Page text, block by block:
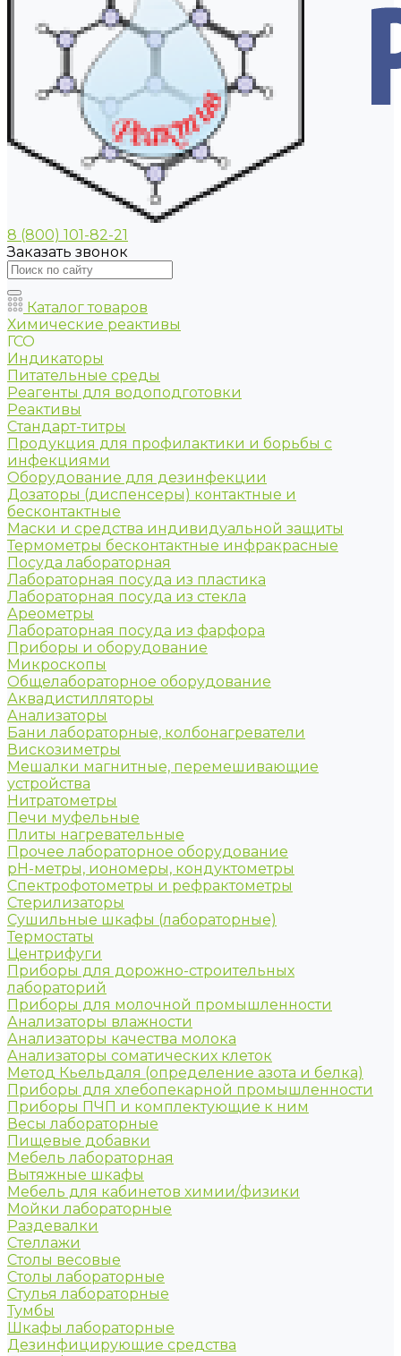
8 (800) 101-82-21
Заказать звонок
Каталог товаров
Химические реактивы
ГСО
Индикаторы
Питательные среды
Реагенты для водоподготовки
Реактивы
Стандарт-титры
Продукция для профилактики и борьбы с
инфекциями
Оборудование для дезинфекции
Дозаторы (диспенсеры) контактные и
бесконтактные
Маски и средства индивидуальной защиты
Термометры бесконтактные инфракрасные
Посуда лабораторная
Лабораторная посуда из пластика
Лабораторная посуда из стекла
Ареометры
Лабораторная посуда из фарфора
Приборы и оборудование
Микроскопы
Общелабораторное оборудование
Аквадистилляторы
Анализаторы
Бани лабораторные, колбонагреватели
Вискозиметры
Мешалки магнитные, перемешивающие
устройства
Нитратометры
Печи муфельные
Плиты нагревательные
Прочее лабораторное оборудование
рН-метры, иономеры, кондуктометры
Спектрофотометры и рефрактометры
Стерилизаторы
Сушильные шкафы (лабораторные)
Термостаты
Центрифуги
Приборы для дорожно-строительных
лабораторий
Приборы для молочной промышленности
Анализаторы влажности
Анализаторы качества молока
Анализаторы соматических клеток
Метод Кьельдаля (определение азота и белка)
Приборы для хлебопекарной промышленности
Приборы ПЧП и комплектующие к ним
Весы лабораторные
Пищевые добавки
Мебель лабораторная
Вытяжные шкафы
Мебель для кабинетов химии/физики
Мойки лабораторные
Раздевалки
Стеллажи
Столы весовые
Столы лабораторные
Стулья лабораторные
Тумбы
Шкафы лабораторные
Дезинфицирующие средства